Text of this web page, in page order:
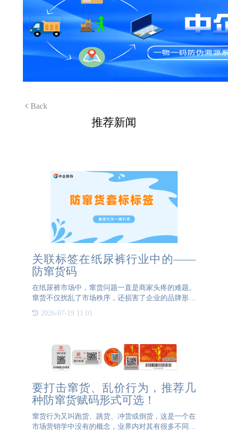
Back
推荐新闻
关联标签在纸尿裤行业中的——
防窜货码
在纸尿裤市场中，窜货问题一直是商家头疼的难题。
窜货不仅扰乱了市场秩序，还损害了企业的品牌形象
先进的打码技术，为纸尿裤的防窜货提供了有力保
2026-07-19 11:01
要打击窜货、乱价行为，推荐几
种防窜货赋码形式可选！
窜货行为又叫跑货、跳货、冲货或倒货，这是一个在
市场营销学中没有的概念，业界内对其有很多不同的